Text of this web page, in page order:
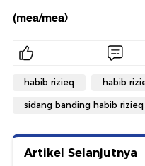
(mea/mea)
habib rizieq habib
sidang banding habib rizieq
Artikel Selanjutnya